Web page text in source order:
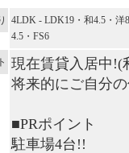
4LDK - LDK19・和4.5・洋
4.5・FS6
現在賃貸入居中!(
将来的にご自分
■PRポイント
駐車場4台!!